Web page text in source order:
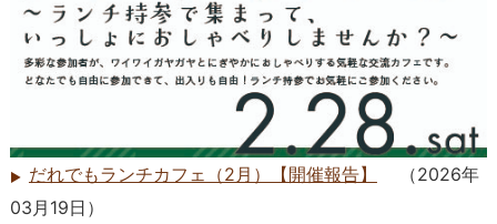
だれでもランチカフェ（2月）【開催報告】 （2026年
03月19日 ）